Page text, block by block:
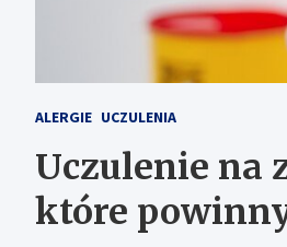
ALERGIE UCZULENIA
Uczulenie na
które